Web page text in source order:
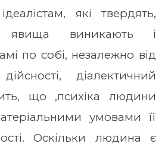
які твердять,
явища виникають і
по собі, незалежно від
діалектичний
що ,психіка людини
умовами її
Оскільки людина є